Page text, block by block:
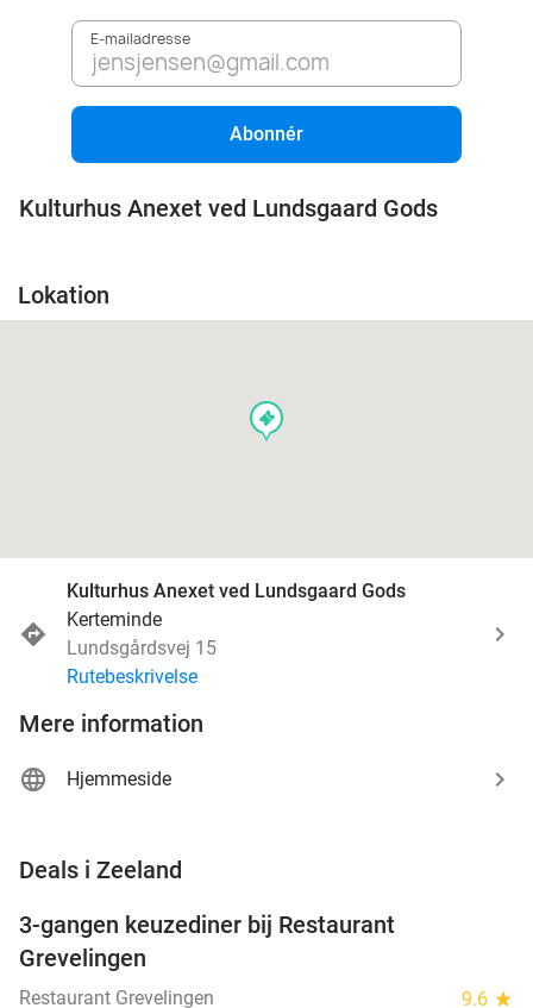
E-mailadresse
Abonnér
Kulturhus Anexet ved Lundsgaard Gods
Lokation
events
Kulturhus Anexet ved Lundsgaard Gods
Kerteminde
Lundsgårdsvej 15
Rutebeskrivelse
Mere information
Hjemmeside
Deals i Zeeland
3-gangen keuzediner bij Restaurant
Grevelingen
Restaurant Grevelingen 9.6 star